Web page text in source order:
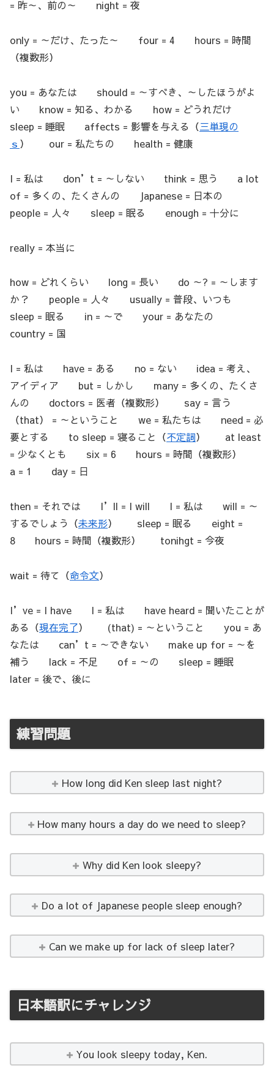
= 昨～、前の～ night = 夜
only = ～だけ、たった～ four = 4 hours = 時間
（複数形）
you = あなたは should = ～すべき、～したほうがよ
い know = 知る、わかる how = どうれだけ
sleep = 睡眠 affects = 影響を与える（三単現の
ｓ ） our = 私たちの health = 健康
I = 私は don’t = ～しない think = 思う a lot
of = 多くの、たくさんの Japanese = 日本の
people = 人々 sleep = 眠る enough = 十分に
really = 本当に
how = どれくらい long = 長い do ～? = ～します
か？ people = 人々 usually = 普段、いつも
sleep = 眠る in = ～で your = あなたの
country = 国
I = 私は have = ある no = ない idea = 考え、
アイディア but = しかし many = 多くの、たくさ
んの doctors = 医者（複数形） say = 言う
（that） = ～ということ we = 私たちは need = 必
要とする to sleep = 寝ること（不定詞） at least
= 少なくとも six = 6 hours = 時間（複数形）
a = 1 day = 日
then = それでは I’ll = I will I = 私は will = ～
するでしょう（未来形） sleep = 眠る eight =
8 hours = 時間（複数形） tonihgt = 今夜
wait = 待て（命令文）
I’ve = I have I = 私は have heard = 聞いたことが
ある（現在完了） (that) = ～ということ you = あ
なたは can’t = ～できない make up for = ～を
補う lack = 不足 of = ～の sleep = 睡眠
later = 後で、後に
練習問題
How long did Ken sleep last night?
How many hours a day do we need to sleep?
Why did Ken look sleepy?
Do a lot of Japanese people sleep enough?
Can we make up for lack of sleep later?
日本語訳にチャレンジ
You look sleepy today, Ken.